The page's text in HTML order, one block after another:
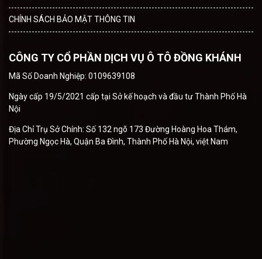
CHÍNH SÁCH BẢO MẬT THÔNG TIN
CÔNG TY CỔ PHẦN DỊCH VỤ Ô TÔ ĐỒNG KHÁNH
Mã Số Doanh Nghiệp: 0109639108
Ngày cấp 19/5/2021 cấp tại Sở kế hoạch và đầu tư Thành Phố Hà
Nội
Địa Chỉ Trụ Sở Chính: Số 132 ngõ 173 Đường Hoàng Hoa Thám,
Phường Ngọc Hà, Quận Ba Đình, Thành Phố Hà Nội, việt Nam